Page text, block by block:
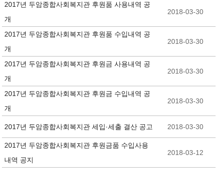
2017년 두암종합사회복지관 후원품 사용내역 공
개
2018-03-30
2017년 두암종합사회복지관 후원품 수입내역 공
개
2018-03-30
2017년 두암종합사회복지관 후원금 사용내역 공
개
2018-03-30
2017년 두암종합사회복지관 후원금 수입내역 공
개
2018-03-30
2017년 두암종합사회복지관 세입·세출 결산 공고 2018-03-30
2017년 두암종합사회복지관 후원금품 수입사용
내역 공지
2018-03-12